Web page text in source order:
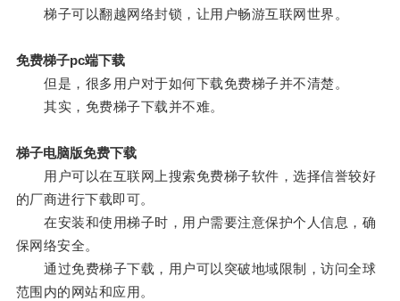
梯子可以翻越网络封锁，让用户畅游互联网世界。
免费梯子pc端下载
但是，很多用户对于如何下载免费梯子并不清楚。
其实，免费梯子下载并不难。
梯子电脑版免费下载
用户可以在互联网上搜索免费梯子软件，选择信誉较好
的厂商进行下载即可。
在安装和使用梯子时，用户需要注意保护个人信息，确
保网络安全。
通过免费梯子下载，用户可以突破地域限制，访问全球
范围内的网站和应用。